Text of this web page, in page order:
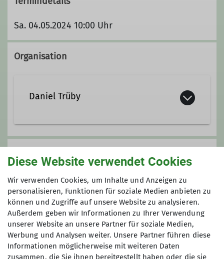
Sa. 04.05.2024 10:00 Uhr
Organisation
Daniel Trüby
Kontakt aufnehmen
Anfrage senden
Maximale Teilnehmeranzahl
12
Diese Website verwendet Cookies
Wir verwenden Cookies, um Inhalte und Anzeigen zu
personalisieren, Funktionen für soziale Medien anbieten zu
können und Zugriffe auf unsere Website zu analysieren.
Außerdem geben wir Informationen zu Ihrer Verwendung
unserer Website an unsere Partner für soziale Medien,
Werbung und Analysen weiter. Unsere Partner führen diese
Informationen möglicherweise mit weiteren Daten
zusammen, die Sie ihnen bereitgestellt haben oder die sie